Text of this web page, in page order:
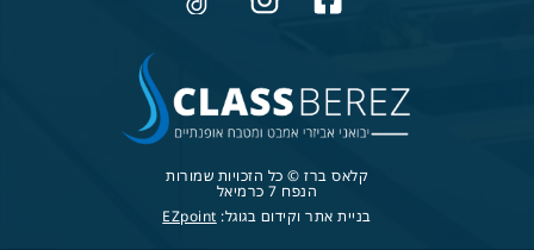
קלאס ברז © כל הזכויות שמורות
הנפח 7 כרמיאל
בניית אתר וקידום בגוגל: EZpoint